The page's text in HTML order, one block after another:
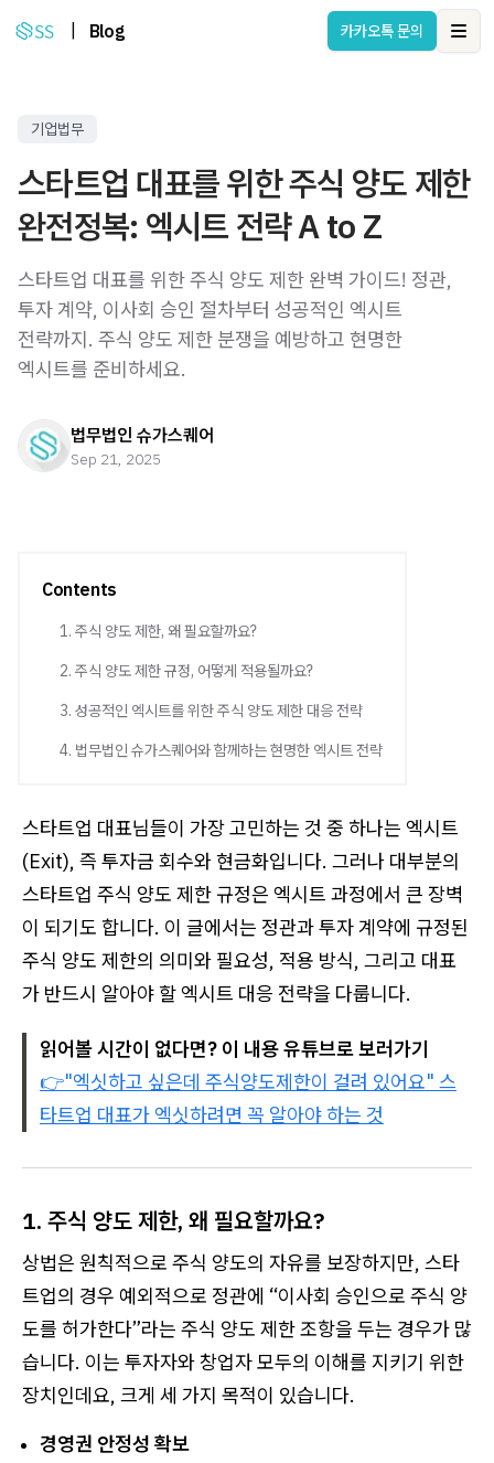
Blog 카카오톡 문의
기업법무
스타트업 대표를 위한 주식 양도 제한
완전정복: 엑시트 전략 A to Z
스타트업 대표를 위한 주식 양도 제한 완벽 가이드! 정관,
투자 계약, 이사회 승인 절차부터 성공적인 엑시트
전략까지. 주식 양도 제한 분쟁을 예방하고 현명한
엑시트를 준비하세요.
법무법인 슈가스퀘어
Sep 21, 2025
Contents
1. 주식 양도 제한, 왜 필요할까요?
2. 주식 양도 제한 규정, 어떻게 적용될까요?
3. 성공적인 엑시트를 위한 주식 양도 제한 대응 전략
4. 법무법인 슈가스퀘어와 함께하는 현명한 엑시트 전략
스타트업 대표님들이 가장 고민하는 것 중 하나는 엑시트
(Exit), 즉 투자금 회수와 현금화입니다. 그러나 대부분의
스타트업 주식 양도 제한 규정은 엑시트 과정에서 큰 장벽
이 되기도 합니다. 이 글에서는 정관과 투자 계약에 규정된
주식 양도 제한의 의미와 필요성, 적용 방식, 그리고 대표
가 반드시 알아야 할 엑시트 대응 전략을 다룹니다.
읽어볼 시간이 없다면? 이 내용 유튜브로 보러가기
👉"엑싯하고 싶은데 주식양도제한이 걸려 있어요" 스
타트업 대표가 엑싯하려면 꼭 알아야 하는 것
1. 주식 양도 제한, 왜 필요할까요?
상법은 원칙적으로 주식 양도의 자유를 보장하지만, 스타
트업의 경우 예외적으로 정관에 “이사회 승인으로 주식 양
도를 허가한다”라는 주식 양도 제한 조항을 두는 경우가 많
습니다. 이는 투자자와 창업자 모두의 이해를 지키기 위한
장치인데요, 크게 세 가지 목적이 있습니다.
경영권 안정성 확보